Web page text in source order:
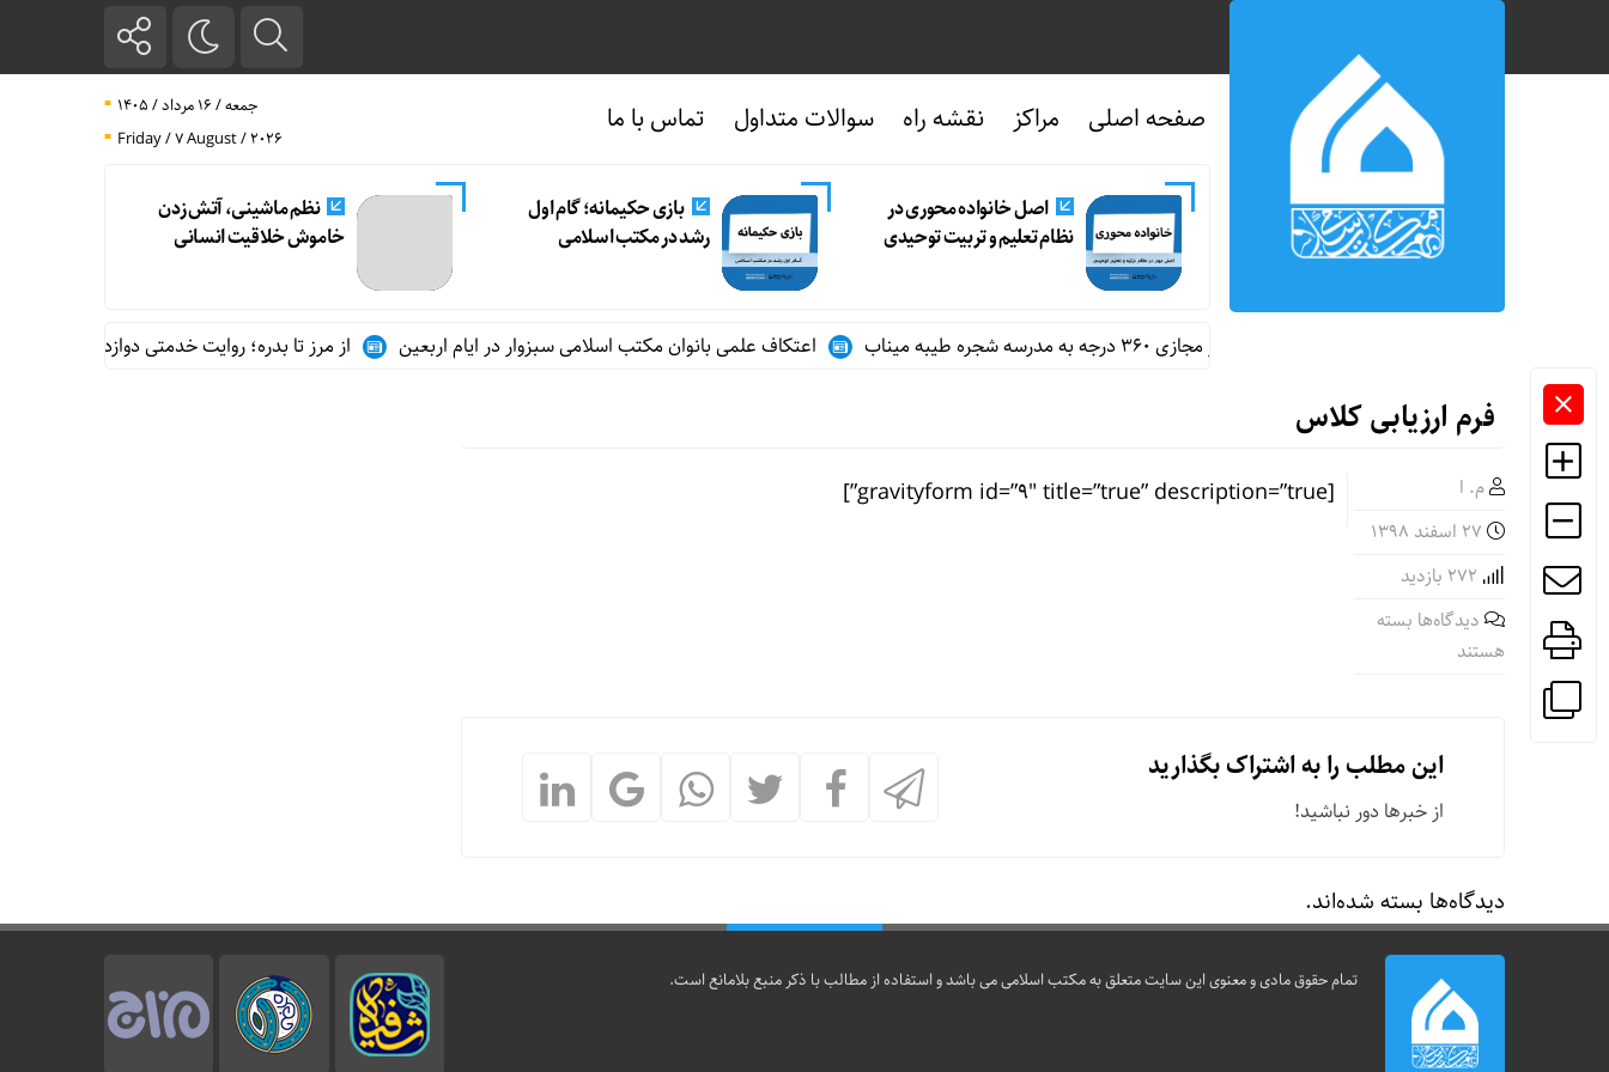
صفحه اصلی مراکز نقشه راه سوالات متداول تماس با ما
جمعه / ۱۶ مرداد / ۱۴۰۵
Friday / 7 August / 2026
اصل خانواده محوری در
نظام تعلیم و تربیت توحیدی
بازی حکیمانه؛ گام اول
رشد در مکتب اسلامی
نظم ماشینی، آتش زدن
خاموش خلاقیت انسانی
رونمایی از اولین سایت سفر مجازی ۳۶۰ درجه به مدرسه شجره طیبه میناب اعتکاف علمی بانوان مکتب اسلامی سبزوار در ایام اربعین از مرز تا بدره؛ روایت خدمتی دوازده‌ساله در مسیر
فرم ارزیابی کلاس
م. ا
دیدگاه‌ها برای
بسته
هستند
[gravityform id=”9″ title=”true” description=”true”]
این مطلب را به اشتراک بگذارید
از خبرها دور نباشید!
دیدگاه‌ها بسته شده‌اند.
تمام حقوق مادی و معنوی این سایت متعلق به مکتب اسلامی می باشد و استفاده از مطالب با ذکر منبع بلامانع است.